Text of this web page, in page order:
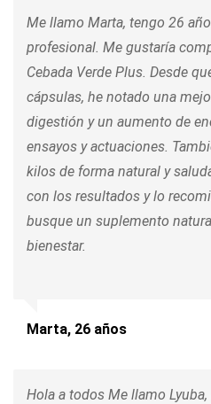
Me llamo Marta, tengo 26
profesional. Me gustaría
Cebada Verde Plus. Desde
cápsulas, he notado una
digestión y un aumento de
ensayos y actuaciones.
kilos de forma natural y
con los resultados y lo
busque un suplemento
bienestar.
Marta, 26 años
Hola a todos Me llamo